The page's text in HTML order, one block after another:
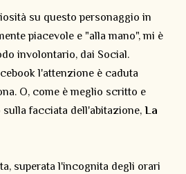
su questo personaggio in
piacevole e "alla mano", mi è
involontario, dai Social.
l'attenzione è caduta
O, come è meglio scritto e
facciata dell'abitazione, La
superata l'incognita degli orari